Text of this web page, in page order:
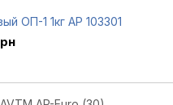
ОП-1 1кг AP 103301